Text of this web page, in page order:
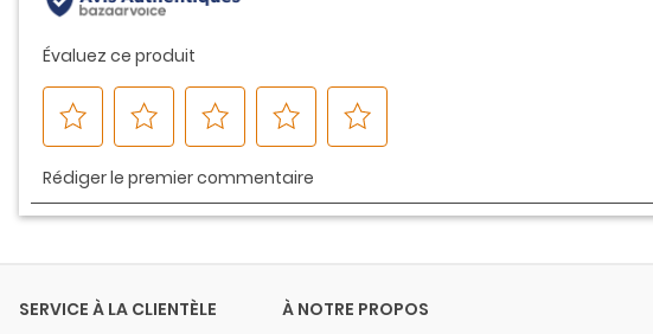
SERVICE À LA CLIENTÈLE
À NOTRE PROPOS